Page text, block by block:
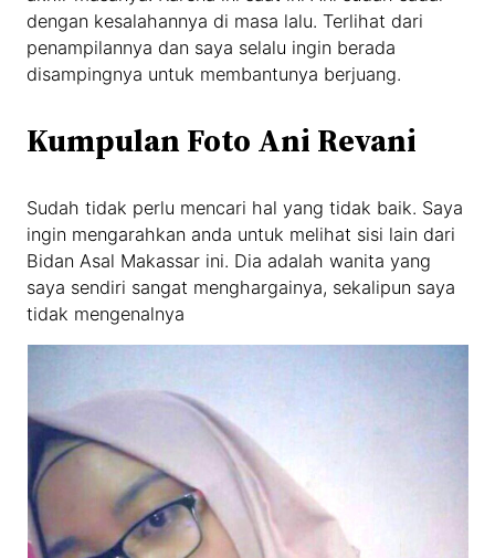
dengan kesalahannya di masa lalu. Terlihat dari
penampilannya dan saya selalu ingin berada
disampingnya untuk membantunya berjuang.
Kumpulan Foto Ani Revani
Sudah tidak perlu mencari hal yang tidak baik. Saya
ingin mengarahkan anda untuk melihat sisi lain dari
Bidan Asal Makassar ini. Dia adalah wanita yang
saya sendiri sangat menghargainya, sekalipun saya
tidak mengenalnya